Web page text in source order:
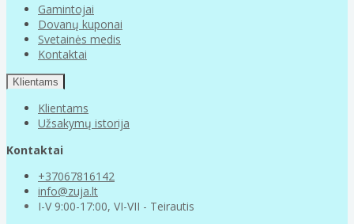
Gamintojai
Dovanų kuponai
Svetainės medis
Kontaktai
Klientams
Klientams
Užsakymų istorija
Kontaktai
+37067816142
info@zuja.lt
I-V 9:00-17:00, VI-VII - Teirautis